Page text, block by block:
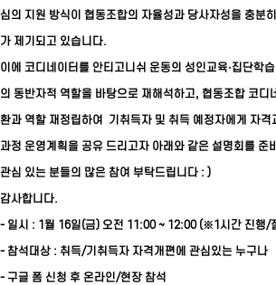
심의 지원 방식이 협동조합의 자율성과 당사자성을 충분
가 제기되고 있습니다.
이에 코디네이터를 안티고니쉬 운동의 성인교육·집단학
의 동반자적 역할을 바탕으로 재해석하고, 협동조합 코디
환과 역할 재정립하여 기취득자 및 취득 예정자에게 자격
과정 운영계획을 공유 드리고자 아래와 같은 설명회를 준
관심 있는 분들의 많은 참여 부탁드립니다 : )
감사합니다.
- 일시 : 1월 16일(금) 오전 11:00 ~ 12:00 (※1시간 진행/
- 참석대상 : 취득/기취득자 자격개편에 관심있는 누구나
- 구글 폼 신청 후 온라인/현장 참석